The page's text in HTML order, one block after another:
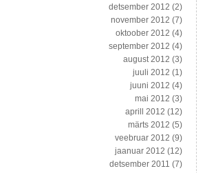
detsember 2012 (2)
november 2012 (7)
oktoober 2012 (4)
september 2012 (4)
august 2012 (3)
juuli 2012 (1)
juuni 2012 (4)
mai 2012 (3)
aprill 2012 (12)
märts 2012 (5)
veebruar 2012 (9)
jaanuar 2012 (12)
detsember 2011 (7)